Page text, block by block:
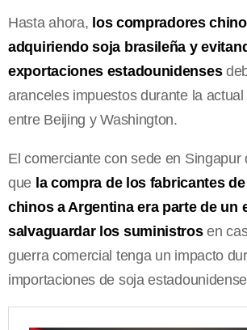
Hasta ahora, los compradores
adquiriendo soja brasileña y
exportaciones estadounidenses
aranceles impuestos durante la
entre Beijing y Washington.
El comerciante con sede en Singapur
que la compra de los fabricantes
chinos a Argentina era parte de un
salvaguardar los suministrosen
guerra comercial tenga un impacto
importaciones de soja